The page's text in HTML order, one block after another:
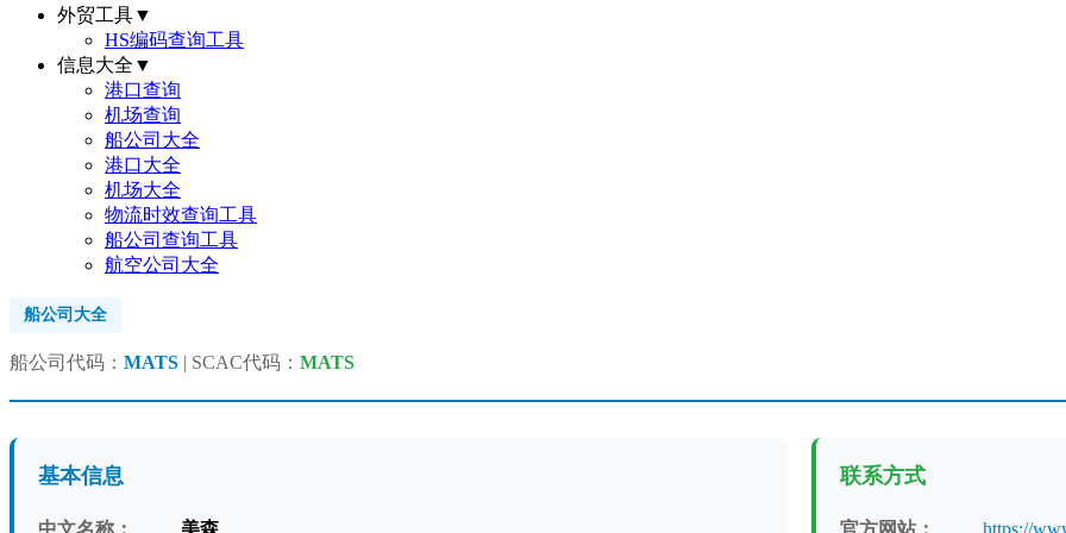
外贸工具▼
HS编码查询工具
信息大全 ▼
港口查询
机场查询
船公司大全
港口大全
机场大全
物流时效查询工具
船公司查询工具
航空公司大全
船公司大全
船公司代码： MATS | SCAC代码： MATS
基本信息
中文名称： 美森
联系方式
官方网站： https://